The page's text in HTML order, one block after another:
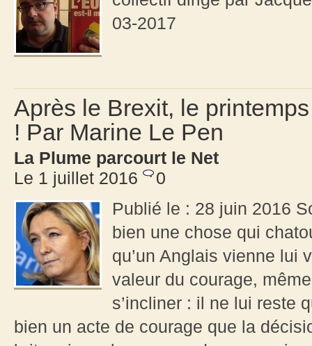
03-2017
Après le Brexit, le
! Par Marine Le Pen
La Plume parcourt le Net
Le 1 juillet 2016
0
Publié le : 28 juin 2016
bien une chose qui
qu’un Anglais vienne lui
valeur du courage,
s’incliner : il ne lui reste
bien un acte de courage que la